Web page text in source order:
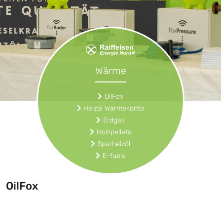
Wärme
OilFox
Heizöl Wärmekonto
Erdgas
Holzpellets
Sparheizöl
E-fuels
OilFox